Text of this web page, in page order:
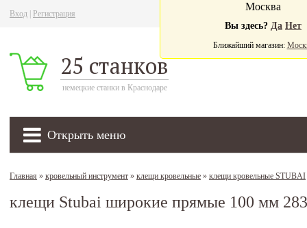
Вход Регистрация
25 станков
немецкие станки в Краснодаре
Открыть меню
Москва
Вы здесь? Да Нет
Ближайший магазин:
Главная » кровельный инструмент » клещи кровельные » клещи кровельные STUBAI
клещи Stubai широкие прямые 100 мм